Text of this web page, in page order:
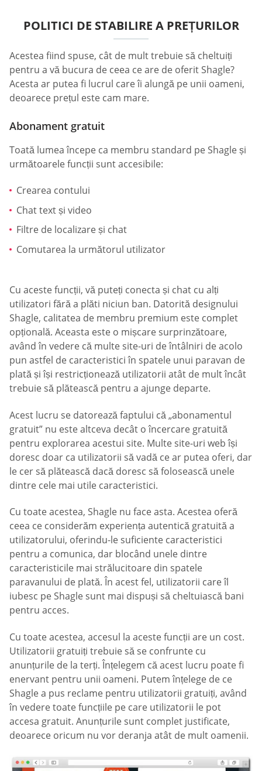
POLITICI DE STABILIRE A PREȚURILOR
Acestea fiind spuse, cât de mult trebuie să cheltuiți
pentru a vă bucura de ceea ce are de oferit Shagle?
Acesta ar putea fi lucrul care îi alungă pe unii oameni,
deoarece prețul este cam mare.
Abonament gratuit
Toată lumea începe ca membru standard pe Shagle și
următoarele funcții sunt accesibile:
Crearea contului
Chat text și video
Filtre de localizare și chat
Comutarea la următorul utilizator
Cu aceste funcții, vă puteți conecta și chat cu alți
utilizatori fără a plăti niciun ban. Datorită designului
Shagle, calitatea de membru premium este complet
opțională. Aceasta este o mișcare surprinzătoare,
având în vedere că multe site-uri de întâlniri de acolo
pun astfel de caracteristici în spatele unui paravan de
plată și își restricționează utilizatorii atât de mult încât
trebuie să plătească pentru a ajunge departe.
Acest lucru se datorează faptului că „abonamentul
gratuit” nu este altceva decât o încercare gratuită
pentru explorarea acestui site. Multe site-uri web își
doresc doar ca utilizatorii să vadă ce ar putea oferi, dar
le cer să plătească dacă doresc să folosească unele
dintre cele mai utile caracteristici.
Cu toate acestea, Shagle nu face asta. Acestea oferă
ceea ce considerăm experiența autentică gratuită a
utilizatorului, oferindu-le suficiente caracteristici
pentru a comunica, dar blocând unele dintre
caracteristicile mai strălucitoare din spatele
paravanului de plată. În acest fel, utilizatorii care îl
iubesc pe Shagle sunt mai dispuși să cheltuiască bani
pentru acces.
Cu toate acestea, accesul la aceste funcții are un cost.
Utilizatorii gratuiți trebuie să se confrunte cu
anunțurile de la terți. Înțelegem că acest lucru poate fi
enervant pentru unii oameni. Putem înțelege de ce
Shagle a pus reclame pentru utilizatorii gratuiți, având
în vedere toate funcțiile pe care utilizatorii le pot
accesa gratuit. Anunțurile sunt complet justificate,
deoarece oricum nu vor deranja atât de mult oamenii.